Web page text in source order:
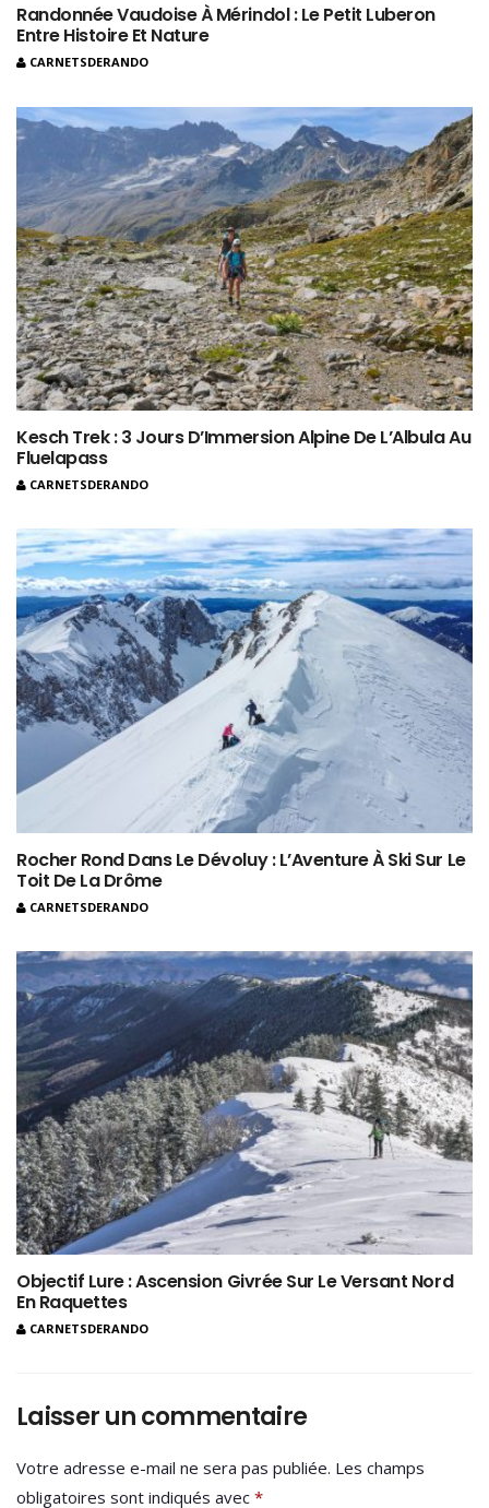
Randonnée Vaudoise À Mérindol : Le Petit Luberon
Entre Histoire Et Nature
CARNETSDERANDO
Kesch Trek : 3 Jours D’Immersion Alpine De L’Albula Au
Fluelapass
CARNETSDERANDO
Rocher Rond Dans Le Dévoluy : L’Aventure À Ski Sur Le
Toit De La Drôme
CARNETSDERANDO
Objectif Lure : Ascension Givrée Sur Le Versant Nord
En Raquettes
CARNETSDERANDO
Laisser un commentaire
Votre adresse e-mail ne sera pas publiée. Les champs
obligatoires sont indiqués avec *